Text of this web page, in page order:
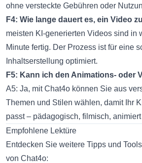
ohne versteckte Gebühren oder
F4: Wie lange dauert es, ein Video
meisten KI-generierten Videos sind in
Minute fertig. Der Prozess ist für eine
Inhaltserstellung optimiert.
F5: Kann ich den Animations- oder
A5: Ja, mit Chat4o können Sie aus
Themen und Stilen wählen, damit Ihr
passt – pädagogisch, filmisch, animiert
Empfohlene Lektüre
Entdecken Sie weitere Tipps und
von Chat4o: